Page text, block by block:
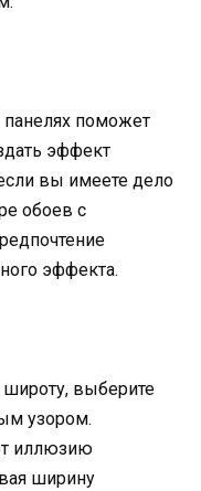
панелях поможет
эффект
вы имеете дело
обоев с
эффекта.
широту, выберите
узором.
иллюзию
ширину